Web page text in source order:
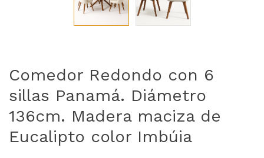
Comedor Redondo con 6
sillas Panamá. Diámetro
136cm. Madera maciza de
Eucalipto color Imbúia